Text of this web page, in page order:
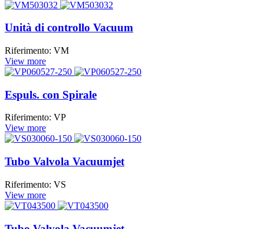
Unità di controllo Vacuum
Riferimento: VM
View more
Espuls. con Spirale
Riferimento: VP
View more
Tubo Valvola Vacuumjet
Riferimento: VS
View more